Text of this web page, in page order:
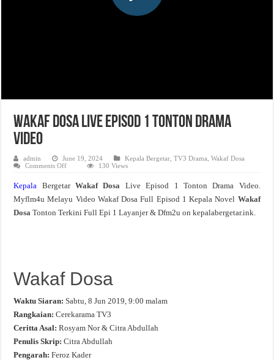
Wakaf Dosa Live Episod 1 Tonton Drama
Video
admin June 19, 2024 Kepala Bergetar ,TV3 Drama ,Wakaf Dosa
Comments Offon
Live
1
Tonton
Drama
130 Views
Kepala BergetarWakaf Dosa Live Episod 1 Tonton Drama Video.
Myflm4u Melayu Video Wakaf Dosa Full Episod 1 Kepala Novel Wakaf
DosaTonton Terkini Full Epi 1 Layanjer & Dfm2u on kepalabergetar.ink.
Wakaf Dosa
Waktu Siaran: Sabtu, 8 Jun 2019, 9:00 malam
Rangkaian: Cerekarama TV3
Ceritta Asal: Rosyam Nor & Citra Abdullah
Penulis Skrip: Citra Abdullah
Pengarah: Feroz Kader